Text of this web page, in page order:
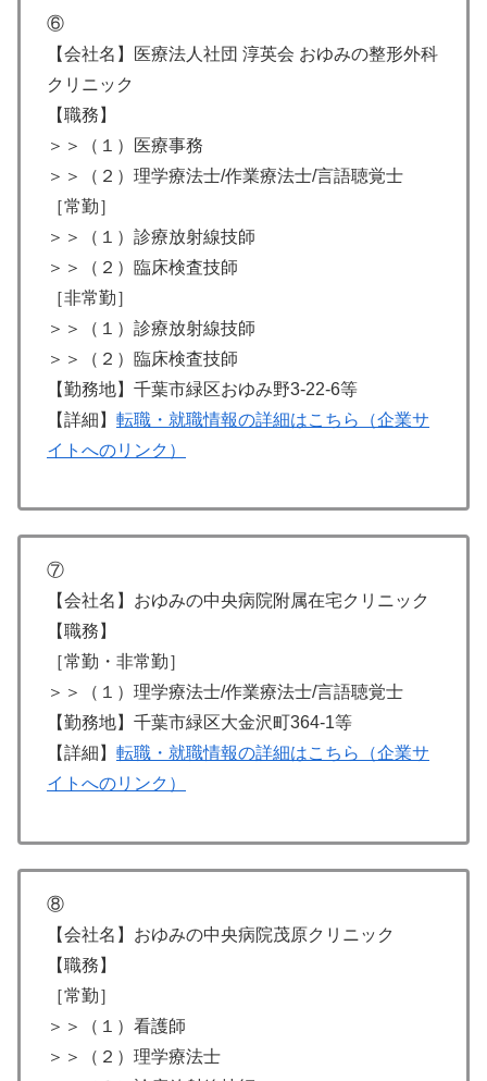
⑥
【会社名】医療法人社団 淳英会 おゆみの整形外科
クリニック
【職務】
＞＞（１）医療事務
＞＞（２）理学療法士/作業療法士/言語聴覚士
［常勤］
＞＞（１）診療放射線技師
＞＞（２）臨床検査技師
［非常勤］
＞＞（１）診療放射線技師
＞＞（２）臨床検査技師
【勤務地】千葉市緑区おゆみ野3-22-6等
【詳細】 転職・就職情報の詳細はこちら（企業サ
イトへのリンク）
⑦
【会社名】おゆみの中央病院附属在宅クリニック
【職務】
［常勤・非常勤］
＞＞（１）理学療法士/作業療法士/言語聴覚士
【勤務地】千葉市緑区大金沢町364-1等
【詳細】 転職・就職情報の詳細はこちら（企業サ
イトへのリンク）
⑧
【会社名】おゆみの中央病院茂原クリニック
【職務】
［常勤］
＞＞（１）看護師
＞＞（２）理学療法士